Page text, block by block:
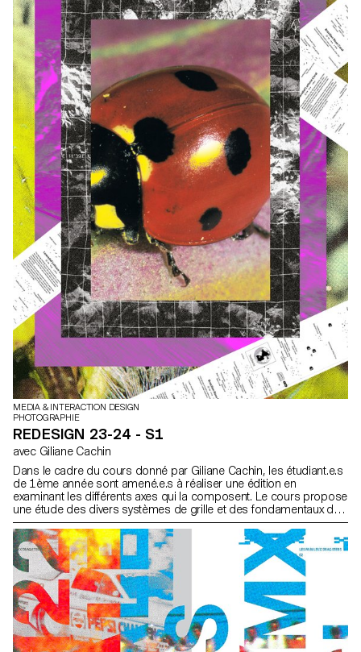
MEDIA & INTERACTION DESIGN
PHOTOGRAPHIE
REDESIGN 23-24 - S1
avec Giliane Cachin
Dans le cadre du cours donné par Giliane Cachin, les étudiant.e.s
de 1ème année sont amené.e.s à réaliser une édition en
examinant les différents axes qui la composent. Le cours propose
une étude des divers systèmes de grille et des fondamentaux de
la micro-typographie. Lors du semestre, les élèves rechercheront
la meilleure manière de structurer et d’agencer le contenu qu’ils
auront choisi (ou qui leur aura été attribué, en fonction des
données du semestre).Quelques règles indispensables à
connaître en terme d’impression et de reliure seront passées en
revue à la fin du semestre, de façon à donner vie à l’objet
conceptualisé.